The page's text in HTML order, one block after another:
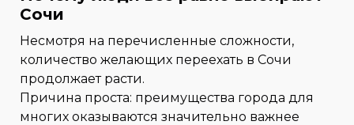
Сочи
Несмотря на перечисленные сложности,
количество желающих переехать в Сочи
продолжает расти.
Причина проста: преимущества города для
многих оказываются значительно важнее